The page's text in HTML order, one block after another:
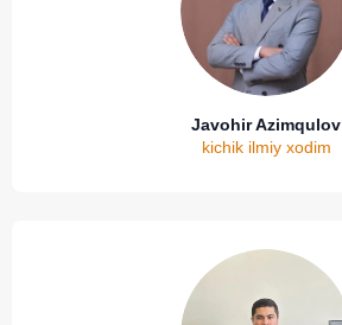
Javohir Azimqulov
kichik ilmiy xodim